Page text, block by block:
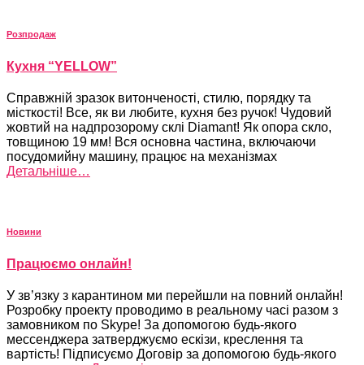
Розпродаж
Кухня “YELLOW”
Справжній зразок витонченості, стилю, порядку та
місткості! Все, як ви любите, кухня без ручок! Чудовий
жовтий на надпрозорому склі Diamant! Як опора скло,
товщиною 19 мм! Вся основна частина, включаючи
посудомийну машину, працює на механізмах
Детальніше…
Новини
Працюємо онлайн!
У зв’язку з карантином ми перейшли на повний онлайн!
Розробку проекту проводимо в реальному часі разом з
замовником по Skype! За допомогою будь-якого
мессенджера затверджуємо ескізи, креслення та
вартість! Підписуємо Договір за допомогою будь-якого